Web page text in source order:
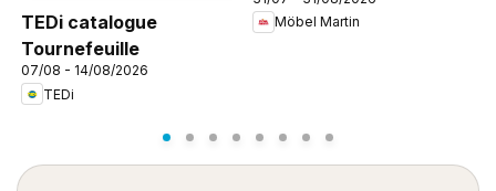
TEDi catalogue
Tournefeuille
07/08 - 14/08/2026
TEDi
Möbel Martin